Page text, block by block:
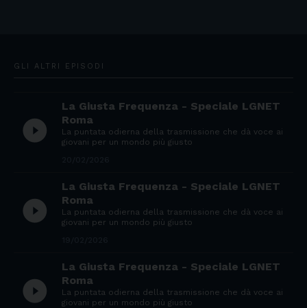
GLI ALTRI EPISODI
play_circle_filled
La Giusta Frequenza - Speciale LGNET
Roma
La puntata odierna della trasmissione che dà voce ai
giovani per un mondo più giusto
play_circle_filled
La Giusta Frequenza - Speciale LGNET
Roma
La puntata odierna della trasmissione che dà voce ai
giovani per un mondo più giusto
play_circle_filled
La Giusta Frequenza - Speciale LGNET
Roma
La puntata odierna della trasmissione che dà voce ai
giovani per un mondo più giusto